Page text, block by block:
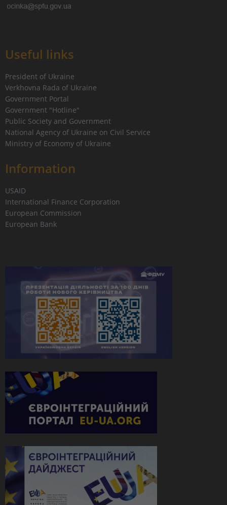
Useful links
President of Ukraine
Verkhovna Rada of Ukraine
Government Portal
Government "Hotline"
Public Society and Government
National Agency of Ukraine on Civil Service
Ministry of Economy of Ukraine
Information
USAID
International Finance Corporation
European Commission
European Bank